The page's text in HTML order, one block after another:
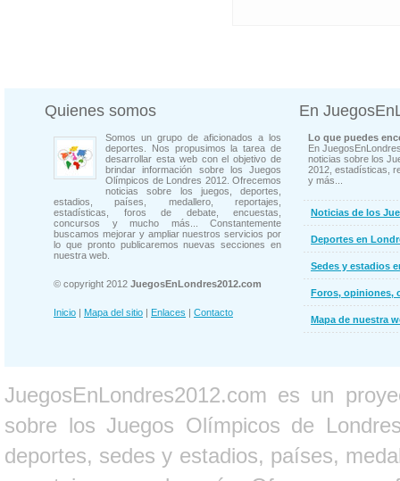
Quienes somos
Somos un grupo de aficionados a los
deportes. Nos propusimos la tarea de
desarrollar esta web con el objetivo de
brindar información sobre los Juegos
Olímpicos de Londres 2012. Ofrecemos
noticias sobre los juegos, deportes,
estadios, países, medallero, reportajes,
estadísticas, foros de debate, encuestas,
concursos y mucho más... Constantemente
buscamos mejorar y ampliar nuestros servicios por
lo que pronto publicaremos nuevas secciones en
nuestra web.
© copyright 2012 JuegosEnLondres2012.com
Inicio | Mapa del sitio | Enlaces | Contacto
En
Lo que puedes
En
noticias sobre los
2012, estadísticas,
y más...
Noticias de los
Deportes en
Sedes y estadios
Foros, opiniones,
Mapa de nuestra
JuegosEnLondres2012.com es un
sobre los Juegos Olímpicos de
deportes, sedes y estadios, países,